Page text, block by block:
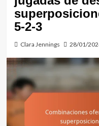
5-2-3
Clara Jennings 28/01/